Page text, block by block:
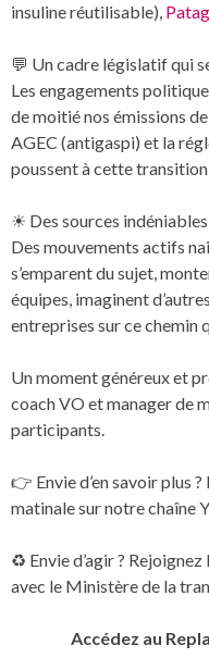
insuline réutilisable),
💬 Un cadre législatif qui
Les engagements
de moitié nos émissions
AGEC (antigaspi) et la
poussent à cette
☀ Des sources indéniables
Des mouvements actifs
s’emparent du sujet,
équipes, imaginent
entreprises sur ce chemin
Un moment généreux et
coach VO et manager de
participants.
👉 Envie d’en savoir plus
matinale sur notre chaîne
♻️ Envie d’agir ?
avec le Ministère de la
Accédez au